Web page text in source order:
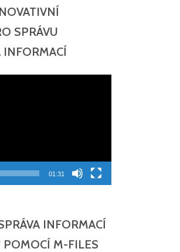
SPRÁVU
01:31
INFORMACÍ
M-FILES